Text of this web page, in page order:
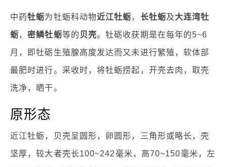
中药牡蛎为牡蛎科动物近江牡蛎， 长牡蛎及大连湾牡
蛎，密鳞牡蛎等的 贝壳。牡砺收获期是在每年的5~6
月，即牡砺生殖腺高度发达而又未进行繁殖，软体部
最肥时进行。采收时，将牡蛎捞起，开壳去肉，取壳
洗净，晒干。
原形态
近江牡蛎，贝壳呈圆形，卵圆形，三角形或略长，壳
坚厚，较大者壳长100~242毫米，高70~150毫米，左